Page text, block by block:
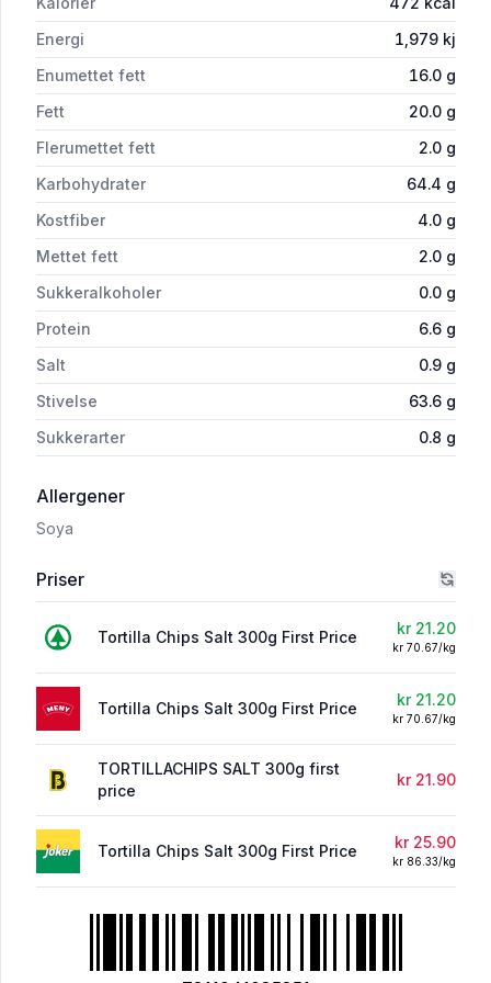
Energi
1,979 kj
Enumettet fett
16.0 g
Fett
20.0 g
Flerumettet fett
2.0 g
Karbohydrater
64.4 g
Kostfiber
4.0 g
Mettet fett
2.0 g
Sukkeralkoholer
0.0 g
Protein
6.6 g
Salt
0.9 g
Stivelse
63.6 g
Sukkerarter
0.8 g
Allergeneri 'Tortilla Chips Salt 300g First Price'
Soya
Priser
Tortilla Chips Salt 300g First Price kr 21.20
kr 70.67/kg
Tortilla Chips Salt 300g First Price kr 21.20
kr 70.67/kg
TORTILLACHIPS SALT 300g first
price
kr 21.90
Tortilla Chips Salt 300g First Price kr 25.90
kr 86.33/kg